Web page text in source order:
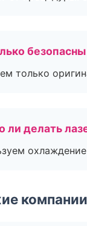
только
ли делать